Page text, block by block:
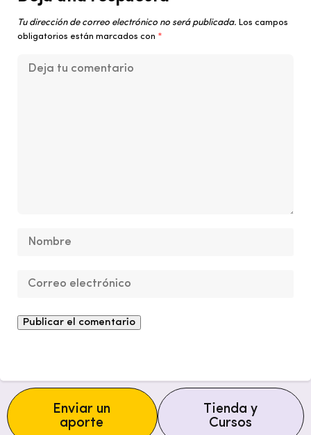
Tu dirección de correo electrónico no será publicada. Los campos
obligatorios están marcados con *
Enviar un
aporte
Tienda y
Cursos